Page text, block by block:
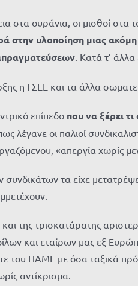
στα ουράνια, οι μισθοί στα
στην υλοποίηση μιας
. Κατά τ’ άλλα
η ΓΣΕΕ και τα άλλα
επίπεδο που να ξέρει
λέγανε οι παλιοί
«απεργία χωρίς
τα είχε
και της τρισκατάρατης
και εταίρων μας εξ
του ΠΑΜΕ με όσα ταξικά
αντίκρισμα.